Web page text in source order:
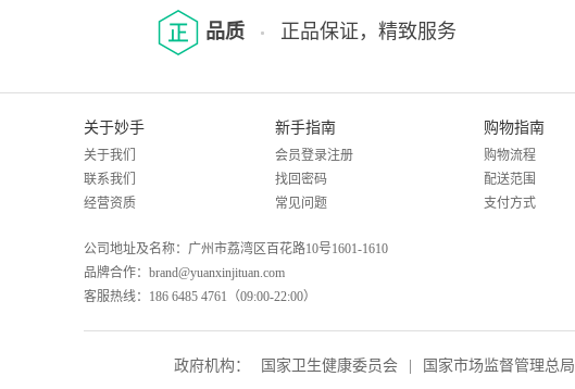
品质 正品保证，精致服务
关于妙手
关于我们
联系我们
经营资质
新手指南
会员登录注册
找回密码
常见问题
购物指南
购物流程
配送范围
支付方式
公司地址及名称：广州市荔湾区百花路10号1601-1610
品牌合作：brand@yuanxinjituan.com
客服热线：186 6485 4761（09:00-22:00）
政府机构： 国家卫生健康委员会 国家市场监督管理总局